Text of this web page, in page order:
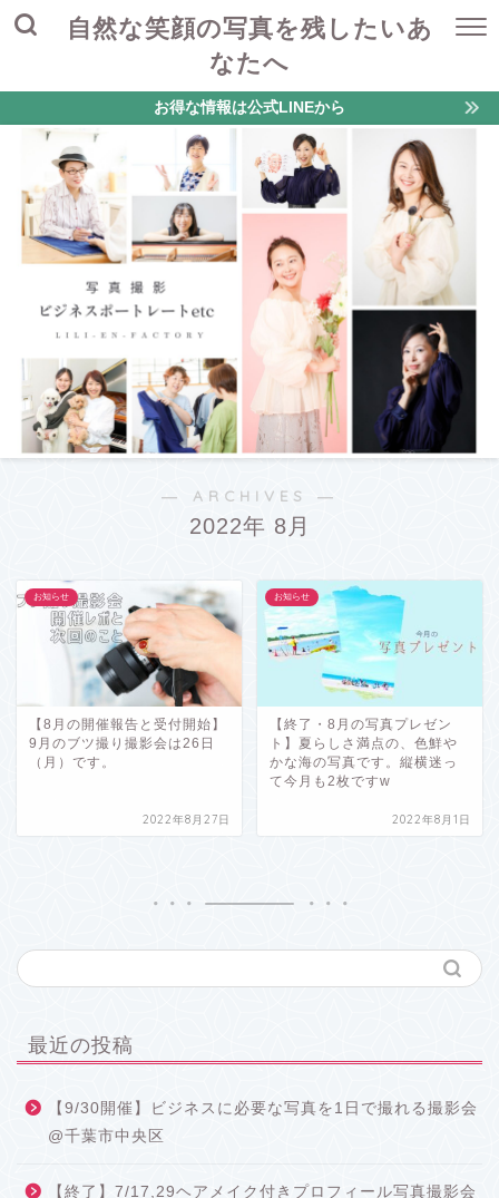
自然な笑顔の写真を残したいあ
なたへ
お得な情報は公式LINEから
― ARCHIVES ―
2022年 8月
お知らせ
【8月の開催報告と受付開始】
9月のブツ撮り撮影会は26日
（月）です。
2022年8月27日
お知らせ
【終了・8月の写真プレゼン
ト】夏らしさ満点の、色鮮や
かな海の写真です。縦横迷っ
て今月も2枚ですw
2022年8月1日
最近の投稿
【9/30開催】ビジネスに必要な写真を1日で撮れる撮影会
@千葉市中央区
【終了】7/17,29ヘアメイク付きプロフィール写真撮影会